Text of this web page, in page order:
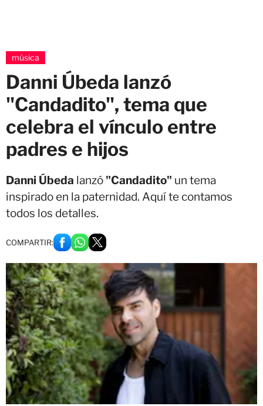
música
Danni Úbeda lanzó
"Candadito", tema que
celebra el vínculo entre
padres e hijos
Danni Úbeda lanzó "Candadito" un tema
inspirado en la paternidad. Aquí te contamos
todos los detalles.
COMPARTIR: